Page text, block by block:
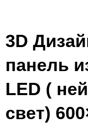
3D
панель
LED (
свет)